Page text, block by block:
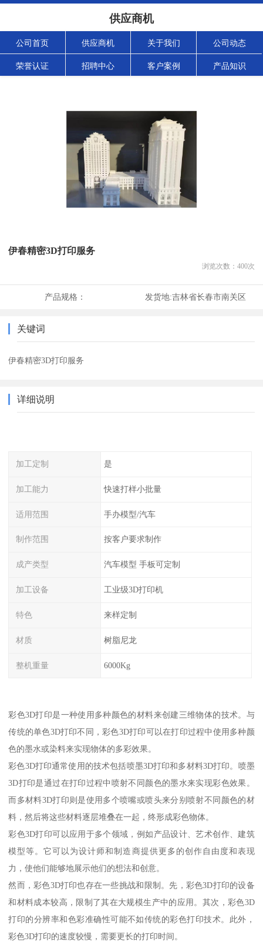
供应商机
公司首页 供应商机 关于我们 公司动态
荣誉认证 招聘中心 客户案例 产品知识
伊春精密3D打印服务
浏览次数： 400次
产品规格： 发货地:吉林省长春市南关区
关键词
伊春精密3D打印服务
详细说明
加工定制 是
加工能力 快速打样小批量
适用范围 手办模型/汽车
制作范围 按客户要求制作
成产类型 汽车模型 手板可定制
加工设备 工业级3D打印机
特色 来样定制
材质 树脂尼龙
整机重量 6000Kg
彩色3D打印是一种使用多种颜色的材料来创建三维物体的技术。与
传统的单色3D打印不同，彩色3D打印可以在打印过程中使用多种颜
色的墨水或染料来实现物体的多彩效果。
彩色3D打印通常使用的技术包括喷墨3D打印和多材料3D打印。喷墨
3D打印是通过在打印过程中喷射不同颜色的墨水来实现彩色效果。
而多材料3D打印则是使用多个喷嘴或喷头来分别喷射不同颜色的材
料，然后将这些材料逐层堆叠在一起，终形成彩色物体。
彩色3D打印可以应用于多个领域，例如产品设计、艺术创作、建筑
模型等。它可以为设计师和制造商提供更多的创作自由度和表现
力，使他们能够地展示他们的想法和创意。
然而，彩色3D打印也存在一些挑战和限制。先，彩色3D打印的设备
和材料成本较高，限制了其在大规模生产中的应用。其次，彩色3D
打印的分辨率和色彩准确性可能不如传统的彩色打印技术。此外，
彩色3D打印的速度较慢，需要更长的打印时间。